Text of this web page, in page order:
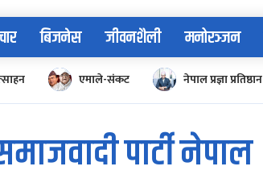
बिजनेस जीवनशैली मनोरञ्जन
एमाले-संकट नेपाल प्रज्ञा प्रतिष्ठान
पार्टी नेपाल